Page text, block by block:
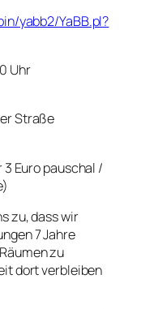
yabb2/YaBB.pl?
Uhr
Straße
Euro pauschal /
zu, dass wir
7 Jahre
zu
dort verbleiben